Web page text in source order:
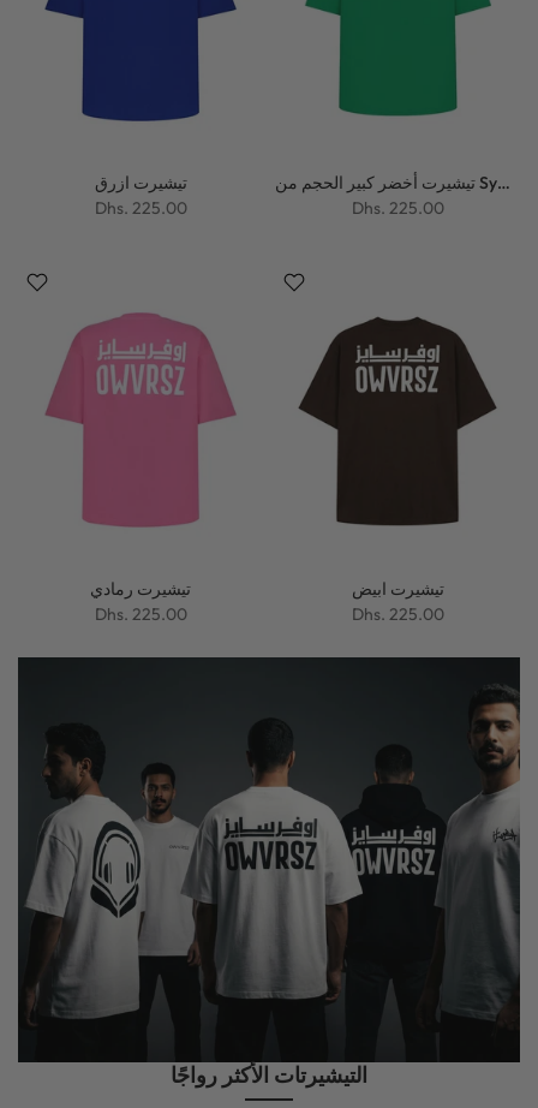
تيشيرت ازرق
Dhs. 225.00
تيشيرت أخضر كبير الحجم من Symphony
Dhs. 225.00
تيشيرت رمادي
Dhs. 225.00
تيشيرت ابيض
Dhs. 225.00
التيشيرتات الأكثر رواجًا